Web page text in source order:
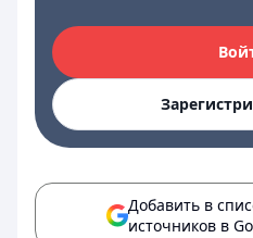
Добавить в
источников в